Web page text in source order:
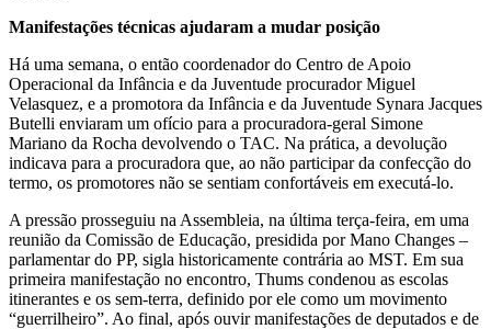
Manifestações técnicas ajudaram a mudar posição
Há uma semana, o então coordenador do Centro de Apoio
Operacional da Infância e da Juventude procurador Miguel
Velasquez, e a promotora da Infância e da Juventude Synara Jacques
Butelli enviaram um ofício para a procuradora-geral Simone
Mariano da Rocha devolvendo o TAC. Na prática, a devolução
indicava para a procuradora que, ao não participar da confecção do
termo, os promotores não se sentiam confortáveis em executá-lo.
A pressão prosseguiu na Assembleia, na última terça-feira, em uma
reunião da Comissão de Educação, presidida por Mano Changes –
parlamentar do PP, sigla historicamente contrária ao MST. Em sua
primeira manifestação no encontro, Thums condenou as escolas
itinerantes e os sem-terra, definido por ele como um movimento
“guerrilheiro”. Ao final, após ouvir manifestações de deputados e de